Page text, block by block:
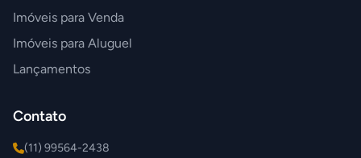
Imóveis para Venda
Imóveis para Aluguel
Lançamentos
Contato
(11) 99564-2438